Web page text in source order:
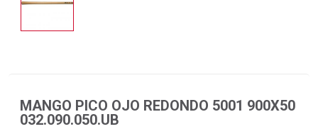
MANGO PICO OJO REDONDO 5001 900X50
032.090.050.UB